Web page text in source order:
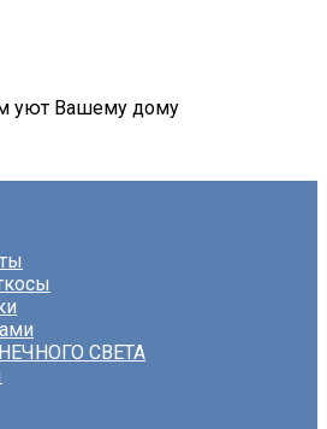
уют Вашему дому
СВЕТА